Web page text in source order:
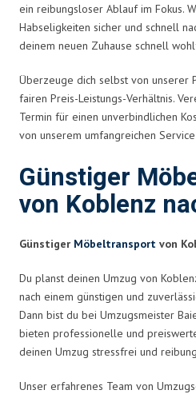
ein reibungsloser Ablauf im Fokus.
Habseligkeiten sicher und schnell
deinem neuen Zuhause schnell
Überzeuge dich selbst von unserer
fairen Preis-Leistungs-Verhältnis.
Termin für einen unverbindlichen
von unserem umfangreichen
Günstiger
von Koblenz
Günstiger Möbeltransport von
Du planst deinen Umzug von
nach einem günstigen und
Dann bist du bei Umzugsmeister
bieten professionelle und
deinen Umzug stressfrei und
Unser erfahrenes Team von